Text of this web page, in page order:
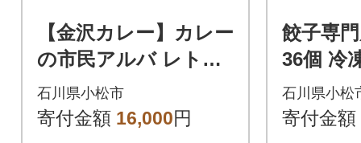
【金沢カレー】カレー
の市民アルバ レトル
トカレー 1kg×4袋
石川県小松市
寄付金額 16,000円
餃子専
36個 冷
石川県小松
寄付金額